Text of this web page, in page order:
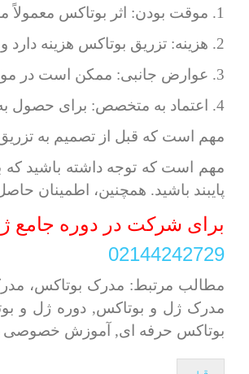
1. موقت بودن: اثر بوتاکس معمولاً موقت است و نیاز به تجدید تزریق دارد تا نتایج حفظ شوند.
2. هزینه: تزریق بوتاکس هزینه دارد و نیاز به تکرار دوره‌های درمانی دارد.
3. عوارض جانبی: ممکن است در مواردی به عوارض جانبی مانند درد موقت، ورم یا خونریزی در محل تزریق مواجه شوید.
4. اعتماد به متخصص: برای حصول به نتایج مطلوب و جلوگیری از عوارض ناخواسته، تزریق بوتاکس باید توسط یک پزشک متخصص و مجرب انجام شود.
مهم است که قبل از تصمیم به
مهم است که توجه داشته باشید که
پایبند باشید. همچنین، اطمینان
برای شرکت در دوره جامع
02144242729
مطالب مرتبط: مدرک بوتاکس،
مدرک ژل و بوتاکس, دوره ژل و
بوتاکس حرفه ای, آموزش خصوصی